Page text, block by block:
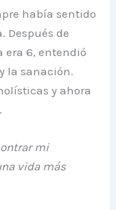
había sentido
Después de
era 6, entendió
la sanación.
y ahora
mi
vida más